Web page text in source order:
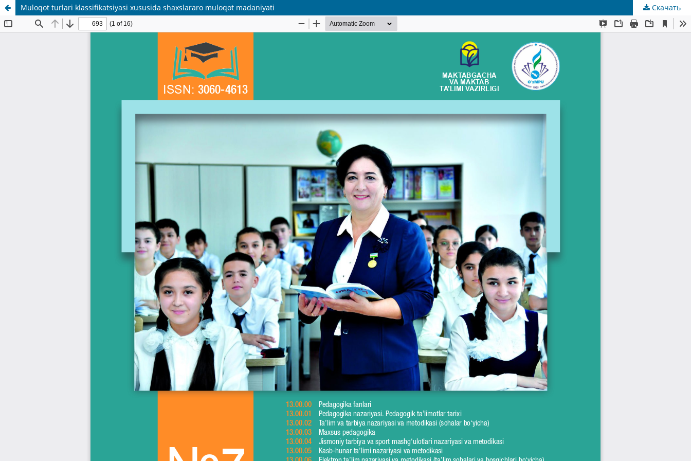
Muloqot turlari klassifikatsiyasi xususida shaxslararo muloqot madaniyati Скачать